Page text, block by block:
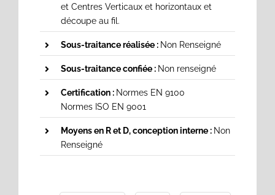
et Centres Verticaux et horizontaux et
découpe au fil.
Sous-traitance réalisée : Non Renseigné
Sous-traitance confiée : Non renseigné
Certification : Normes EN 9100
Normes ISO EN 9001
Moyens en R et D, conception interne : Non
Renseigné